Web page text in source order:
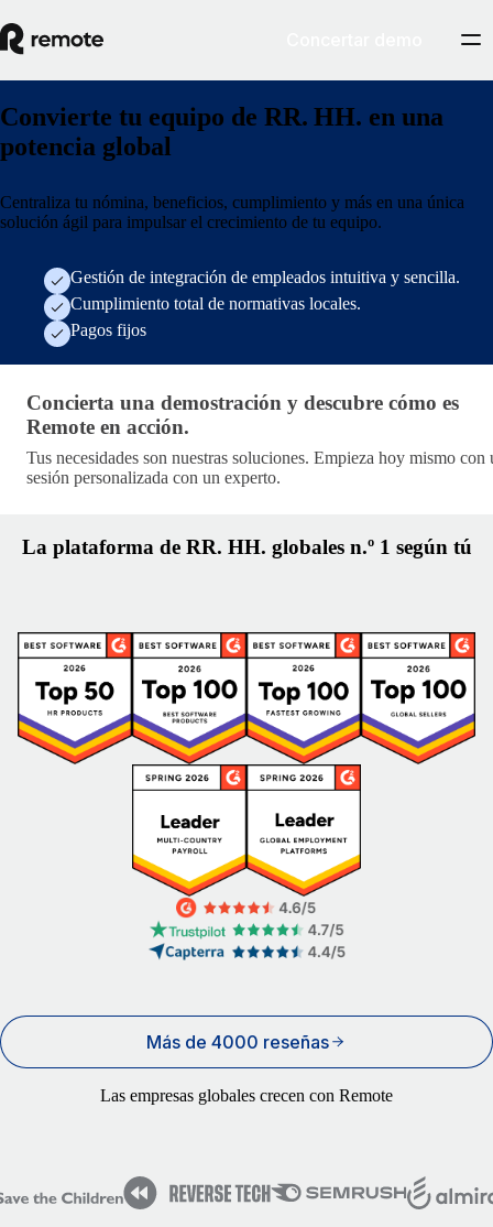
Convierte tu equipo de RR. HH. en una
potencia global
Centraliza tu nómina, beneficios, cumplimiento y más en una única
solución ágil para impulsar el crecimiento de tu equipo.
Gestión de integración de empleados intuitiva y sencilla.
Cumplimiento total de normativas locales.
Pagos fijos
Concierta una demostración y descubre cómo es
Concierta una demostración y descubre cómo es
Remote en acción.
Tus necesidades son nuestras soluciones. Empieza hoy mismo con
sesión personalizada con un experto.
La plataforma de RR. HH. globales n.º 1 según tú
Más de 4000 reseñas
Las empresas globales crecen con Remote